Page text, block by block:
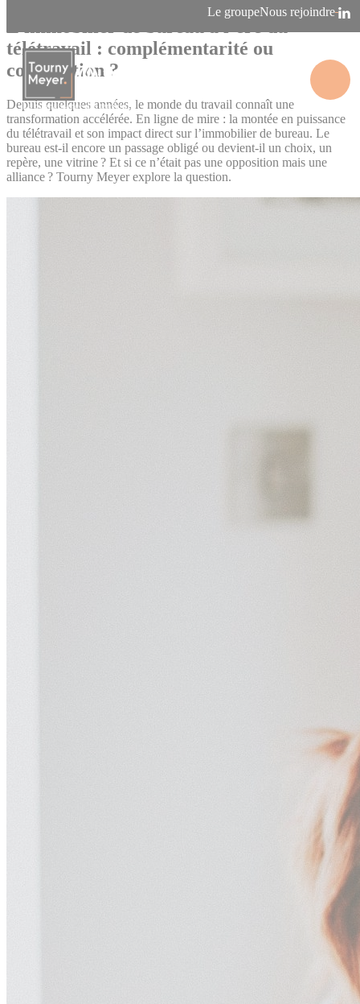
Le groupeNous rejoindre
La connaissance des territoires
télétravail : complémentarité ou
compétition ?
Depuis quelques années, le monde du travail connaît une
transformation accélérée. En ligne de mire : la montée en puissance
du télétravail et son impact direct sur l’immobilier de bureau. Le
bureau est-il encore un passage obligé ou devient-il un choix, un
repère, une vitrine ? Et si ce n’était pas une opposition mais une
alliance ? Tourny Meyer explore la question.